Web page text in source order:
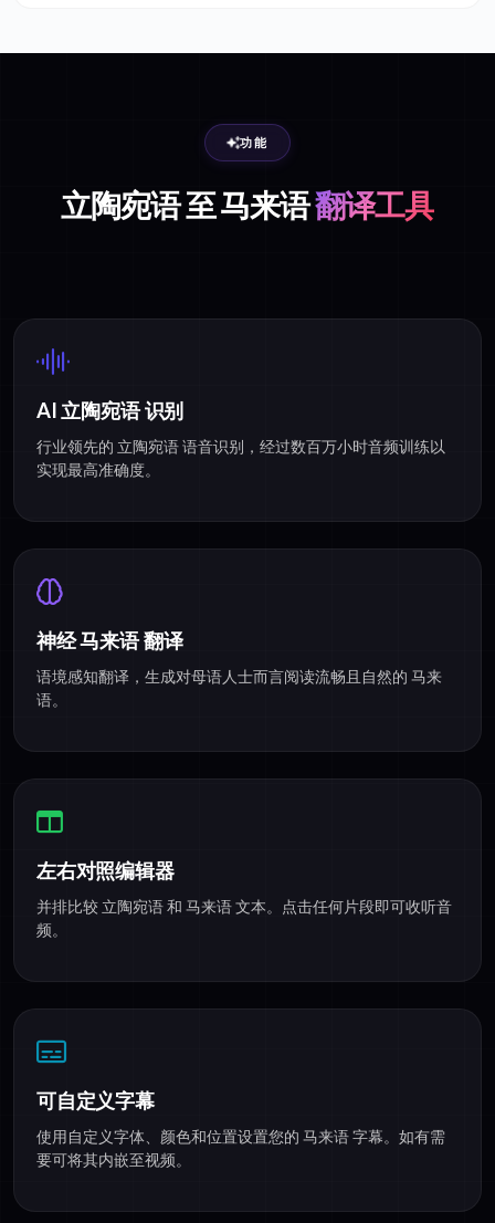
功能
立陶宛语 至 马来语翻译工具
AI 立陶宛语 识别
行业领先的 立陶宛语 语音识别，经过数百万小时音频训练以
实现最高准确度。
神经 马来语 翻译
语境感知翻译，生成对母语人士而言阅读流畅且自然的 马来
语。
左右对照编辑器
并排比较 立陶宛语 和 马来语 文本。点击任何片段即可收听音
频。
可自定义字幕
使用自定义字体、颜色和位置设置您的 马来语 字幕。如有需
要可将其内嵌至视频。